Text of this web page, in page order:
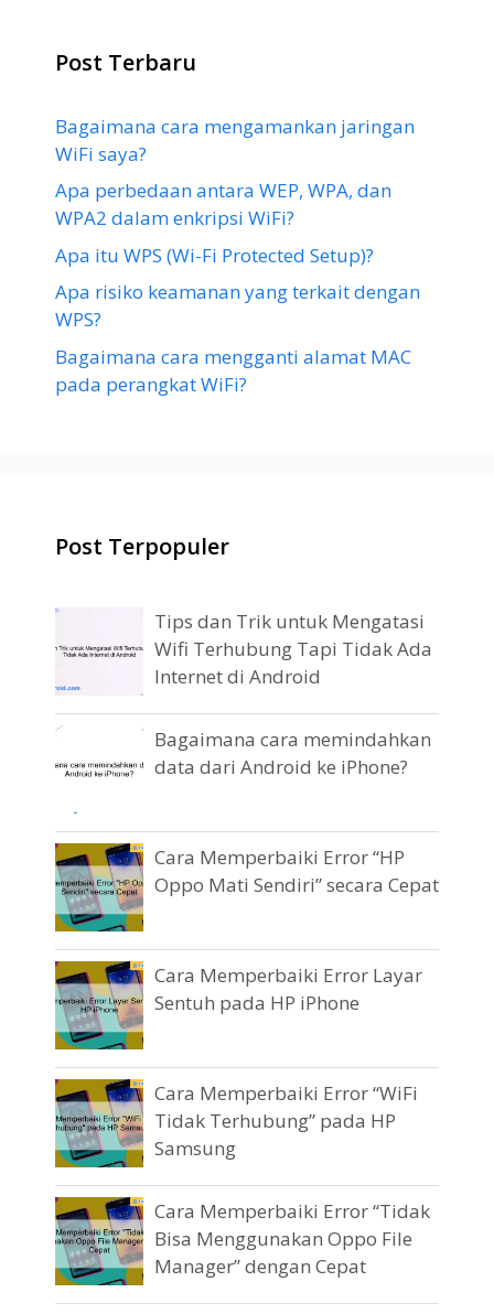
Post Terbaru
Bagaimana cara mengamankan jaringan
WiFi saya?
Apa perbedaan antara WEP, WPA, dan
WPA2 dalam enkripsi WiFi?
Apa itu WPS (Wi-Fi Protected Setup)?
Apa risiko keamanan yang terkait dengan
WPS?
Bagaimana cara mengganti alamat MAC
pada perangkat WiFi?
Post Terpopuler
Tips dan Trik untuk Mengatasi
Wifi Terhubung Tapi Tidak Ada
Internet di Android
Bagaimana cara memindahkan
data dari Android ke iPhone?
Cara Memperbaiki Error “HP
Oppo Mati Sendiri” secara Cepat
Cara Memperbaiki Error Layar
Sentuh pada HP iPhone
Cara Memperbaiki Error “WiFi
Tidak Terhubung” pada HP
Samsung
Cara Memperbaiki Error “Tidak
Bisa Menggunakan Oppo File
Manager” dengan Cepat